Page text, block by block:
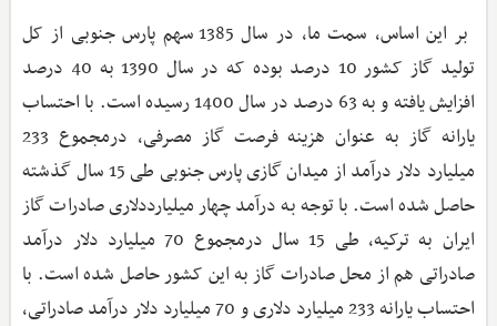
بر این اساس، سمت ما، در سال 1385 سهم پارس جنوبی از کل
تولید گاز کشور 10 درصد بوده که در سال 1390 به 40 درصد
افزایش یافته و به 63 درصد در سال 1400 رسیده است. با احتساب
یارانه گاز به عنوان هزینه فرصت گاز مصرفی، درمجموع 233
میلیارد دلار درآمد از میدان گازی پارس جنوبی طی 15 سال گذشته
حاصل شده است. با توجه به درآمد چهار میلیارددلاری صادرات گاز
ایران به ترکیه، طی 15 سال درمجموع 70 میلیارد دلار درآمد
صادراتی هم از محل صادرات گاز به این کشور حاصل شده است. با
احتساب یارانه 233 میلیارد دلاری و 70 میلیارد دلار درآمد صادراتی،